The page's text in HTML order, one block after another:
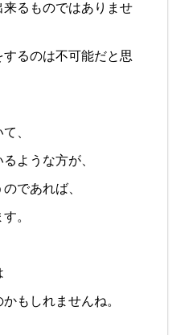
るものではありませ
るのは不可能だと思
、
ような方が、
であれば、
。
もしれませんね。